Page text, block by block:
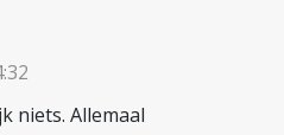
niets. Allemaal